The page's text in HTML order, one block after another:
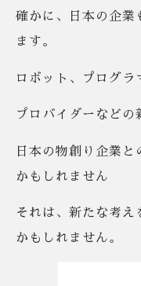
確かに、日本の企業
ます。
ロボット、プログラ
プロバイダーなどの
日本の物創り企業
かもしれません
それは、新たな考え
かもしれません。